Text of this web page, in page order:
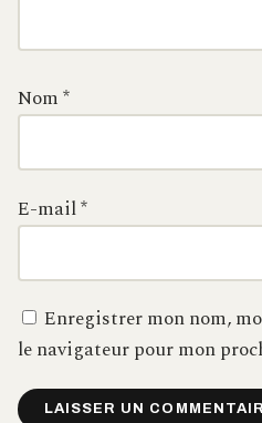
Nom*
E-mail*
Enregistrer mon nom,
le navigateur pour mon